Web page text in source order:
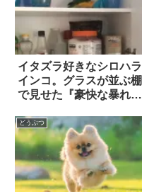
イタズラ好きなシロハラ
インコ。グラスが並ぶ棚
で見せた『豪快な暴れっ
る！！
どうぶつ